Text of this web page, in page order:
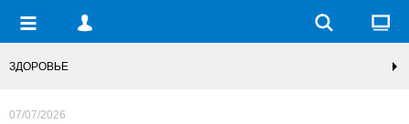
ЗДОРОВЬЕ
07/07/2026